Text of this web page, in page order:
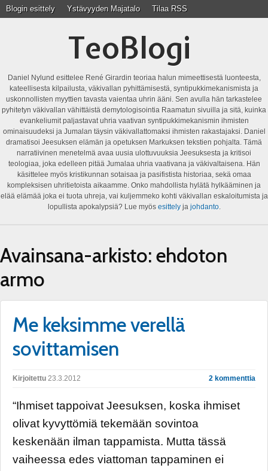
Blogin esittely Ystävyyden Majatalo Tilaa RSS
TeoBlogi
Daniel Nylund esittelee René Girardin teoriaa halun mimeettisestä luonteesta,
kateellisesta kilpailusta, väkivallan pyhittämisestä, syntipukkimekanismista ja
uskonnollisten myyttien tavasta vaientaa uhrin ääni. Sen avulla hän tarkastelee
pyhitetyn väkivallan vähittäistä demytologisointia Raamatun sivuilla ja sitä, kuinka
evankeliumit paljastavat uhria vaativan syntipukkimekanismin ihmisten
ominaisuudeksi ja Jumalan täysin väkivallattomaksi ihmisten rakastajaksi. Daniel
dramatisoi Jeesuksen elämän ja opetuksen Markuksen tekstien pohjalta. Tämä
narratiivinen menetelmä avaa uusia ulottuvuuksia Jeesuksesta ja kritisoi
teologiaa, joka edelleen pitää Jumalaa uhria vaativana ja väkivaltaisena. Hän
käsittelee myös kristikunnan sotaisaa ja pasifistista historiaa, sekä omaa
kompleksisen uhritietoista aikaamme. Onko mahdollista hylätä hylkääminen ja
elää elämää joka ei tuota uhreja, vai kuljemmeko kohti väkivallan eskaloitumista ja
lopullista apokalypsiä? Lue myös esittelyja johdanto.
Avainsana-arkisto: ehdoton
armo
Me keksimme verellä
sovittamisen
Kirjoitettu 23.3.2012 2 kommenttia
“Ihmiset tappoivat Jeesuksen, koska ihmiset
olivat kyvyttömiä tekemään sovintoa
keskenään ilman tappamista. Mutta tässä
vaiheessa edes viattoman tappaminen ei